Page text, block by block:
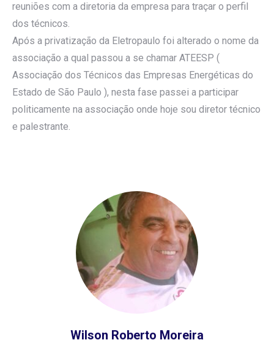
reuniões com a diretoria da empresa para traçar o perfil
dos técnicos.
Após a privatização da Eletropaulo foi alterado o nome da
associação a qual passou a se chamar ATEESP (
Associação dos Técnicos das Empresas Energéticas do
Estado de São Paulo ), nesta fase passei a participar
politicamente na associação onde hoje sou diretor técnico
e palestrante.
Wilson Roberto Moreira